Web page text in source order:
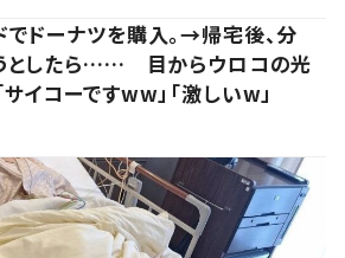
でドーナツを購入。→帰宅後、分
としたら…… 目からウロコの光
サイコーですww」「激しいw」